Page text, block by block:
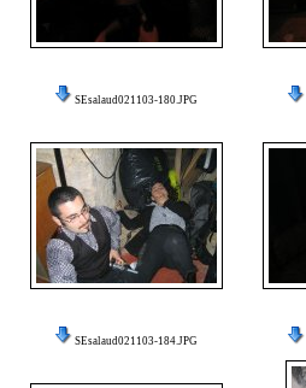
SEsalaud021103-180.JPG
SEsalaud021103-184.JPG